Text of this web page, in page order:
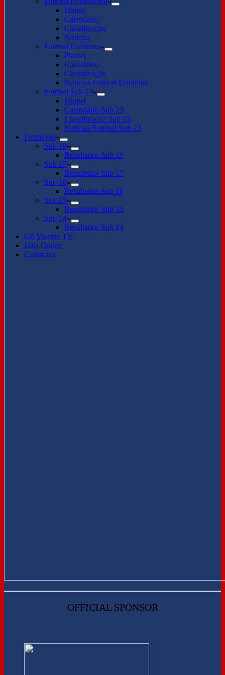
Plantel
Calendário
Classificação
Notícias
Futebol Feminino
Plantel
Calendário
Classificação
Notícias Futebol Feminino
Futebol Sub 23
Plantel
Calendário Sub 23
Classificação Sub 23
Notícias Futebol Sub 23
Formação
Sub 19
Resultados Sub 19
Sub 17
Resultados Sub 17
Sub 16
Resultados Sub 16
Sub 15
Resultados Sub 15
Sub 14
Resultados Sub 14
Gil Vicente TV
Loja Online
Contactos
OFFICIAL SPONSOR